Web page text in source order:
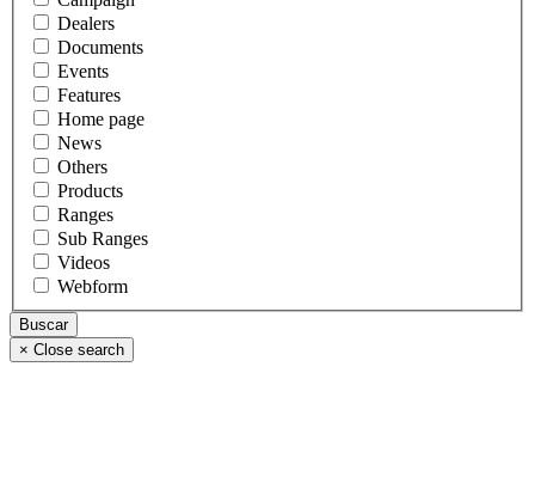
Dealers
Documents
Events
Features
Home page
News
Others
Products
Ranges
Sub Ranges
Videos
Webform
× Close search